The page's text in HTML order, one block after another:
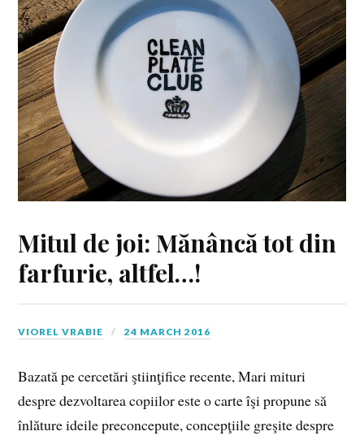
Mitul de joi: Mănâncă tot din
farfurie, altfel…!
VIOREL VRABIE 24 MARCH 2016
Bazată pe cercetări ştiinţifice recente, Mari mituri
despre dezvoltarea copiilor este o carte îşi propune să
înlăture ideile preconcepute, concepţiile greşite despre